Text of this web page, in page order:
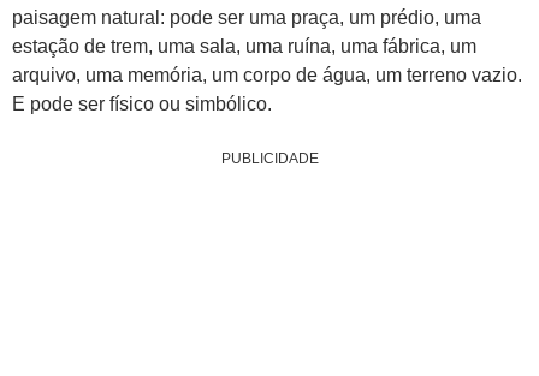
paisagem natural: pode ser uma praça, um prédio, uma
estação de trem, uma sala, uma ruína, uma fábrica, um
arquivo, uma memória, um corpo de água, um terreno vazio.
E pode ser físico ou simbólico.
PUBLICIDADE